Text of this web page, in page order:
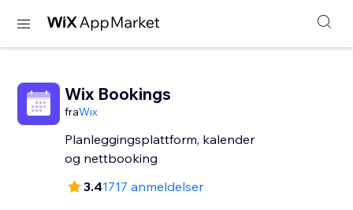
Wix Bookings
fraWix
Planleggingsplattform, kalender
og nettbooking
3.41717 anmeldelser